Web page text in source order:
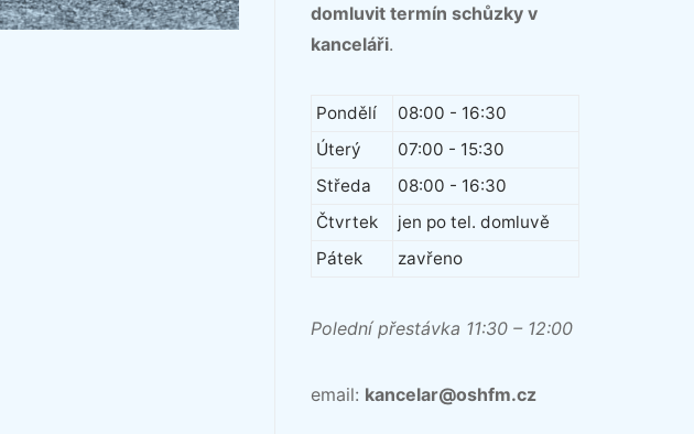
domluvit termín schůzky v
kanceláři.
Pondělí
08:00 - 16:30
Úterý
07:00 - 15:30
Středa
08:00 - 16:30
Čtvrtek
jen po tel. domluvě
Pátek
zavřeno
Polední přestávka 11:30 – 12:00
email: kancelar@oshfm.cz